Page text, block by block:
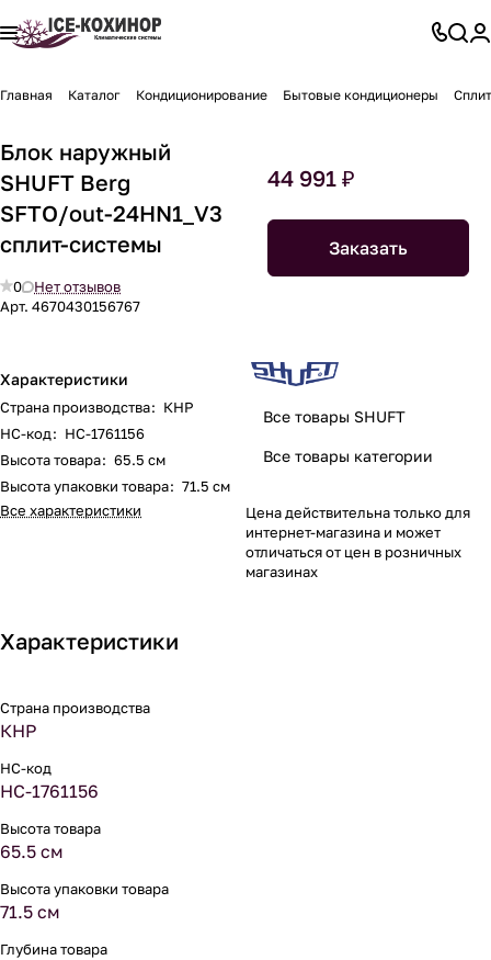
Главная Каталог Кондиционирование Бытовые кондиционеры
Блок наружный
SHUFT Berg
SFTO/out-24HN1_V3
сплит-системы
0
Нет отзывов
Арт. 4670430156767
Характеристики
Страна производства: КНР
НС-код: НС-1761156
Высота товара: 65.5 см
Высота упаковки товара: 71.5 см
Все характеристики
44 991 ₽
Заказать
Все товары SHUFT
Все товары категории
Цена действительна только для
интернет-магазина и может
отличаться от цен в розничных
магазинах
Характеристики
Страна производства
КНР
НС-код
НС-1761156
Высота товара
65.5 см
Высота упаковки товара
71.5 см
Глубина товара